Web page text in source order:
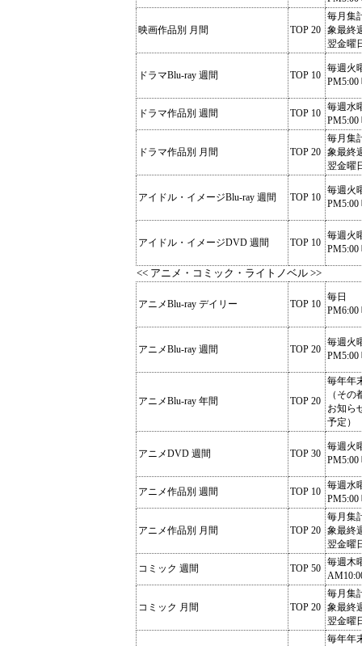
映画作品別 月間 TOP 20
毎月集
象最終
翌金曜
ドラマBlu-ray 週間 TOP 10
毎週火
PM5:00
ドラマ作品別 週間 TOP 10
毎週水
PM5:00
ドラマ作品別 月間 TOP 20
毎月集
象最終
翌金曜
アイドル・イメージBlu-ray 週間 TOP 10
毎週火
PM5:00
アイドル・イメージDVD 週間 TOP 10
毎週火
PM5:00
<< アニメ・コミック・ライトノベル >>
アニメBlu-ray デイリー TOP 10
毎日
PM6:00
アニメBlu-ray 週間 TOP 20
毎週火
PM5:00
アニメBlu-ray 年間 TOP 20
毎年年
（その
お知ら
予定）
アニメDVD 週間 TOP 30
毎週火
PM5:00
アニメ作品別 週間 TOP 10
毎週水
PM5:00
アニメ作品別 月間 TOP 20
毎月集
象最終
翌金曜
コミック 週間 TOP 50
毎週木
コミック 月間 TOP 20
毎月集
象最終
翌金曜
毎年年